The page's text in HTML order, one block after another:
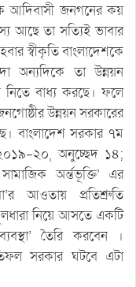
আদিবাসী জনগনের কয়
আছে তা সত্যিই ভাবার
স্বীকৃতি বাংলাদেশকে
অন্যদিকে তা উন্নয়ন
নিতে বাধ্য করছে। ফলে
উন্নয়ন সরকারের
বাংলাদেশ সরকার ৭ম
২০, অনুচ্ছেদ ১৪;
অর্ন্তভূক্তি’ এর
আওতায় প্রতিশ্রুতি
নিয়ে আসতে একটি
তৈরি করবেন ।
সরকার ঘটবে এটা